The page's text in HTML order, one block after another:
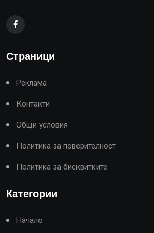
Страници
Реклама
Контакти
Общи условия
Политика за поверителност
Политика за бисквитките
Категории
Начало